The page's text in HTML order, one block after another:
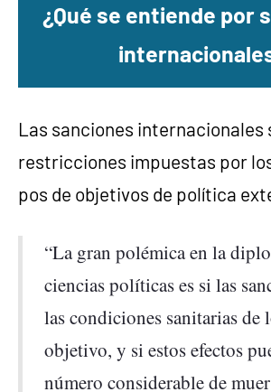
¿Qué se entiende por
Las sanciones internacionales
restricciones impuestas por
pos de objetivos de política
“La gran polémica en la
ciencias políticas es si las
las condiciones sanitarias de
objetivo, y si estos efectos
número considerable de